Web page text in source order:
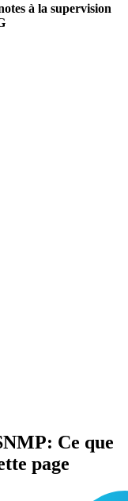
à la supervision
Ce que
page